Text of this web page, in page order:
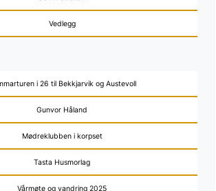
Vedlegg
i 26 til Bekkjarvik og Austevoll
Gunvor Håland
Mødreklubben i korpset
Tasta Husmorlag
Vårmøte og vandring 2025